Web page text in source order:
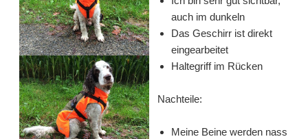
auch im dunkeln
Das Geschirr ist direkt
eingearbeitet
Haltegriff im Rücken
Nachteile:
Meine Beine werden nass